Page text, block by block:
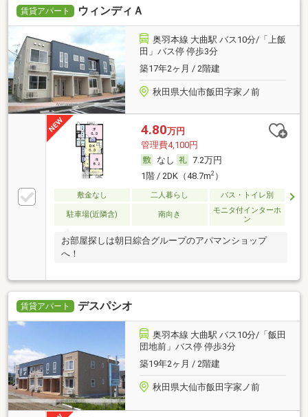
賃貸アパート ウィンディＡ
奥羽本線 大曲駅 バス10分/「上飯
田」バス停 停歩3分
築17年2ヶ月 / 2階建
秋田県大仙市飯田字家ノ前
4.80万円
管理費4,100円
なし
7.2万円
1階 / 2DK（48.7m2）
敷金なし 二人暮らし バス・トイレ別
駐車場(近隣含) 南向き
モニタ付インターホ
ン
お部屋探しは朝日綜合グループのアパマンショップ
へ！
賃貸アパート デスパシオ
奥羽本線 大曲駅 バス10分/「飯田
団地前」バス停 停歩3分
築19年2ヶ月 / 2階建
秋田県大仙市飯田字家ノ前